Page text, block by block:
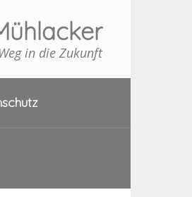
in die Zukunft